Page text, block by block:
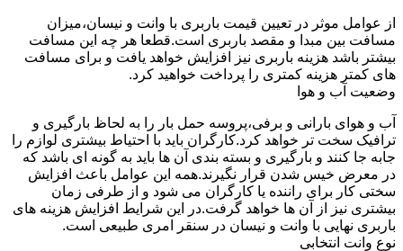
از عوامل موثر در تعیین قیمت باربری با وانت و نیسان،میزان
مسافت بین مبدا و مقصد باربری است.قطعا هر چه این مسافت
بیشتر باشد هزینه باربری نیز افزایش خواهد یافت و برای مسافت
های کمتر هزینه کمتری را پرداخت خواهید کرد.
وضعیت آب و هوا
آب و هوای بارانی و برفی،پروسه حمل بار را به لحاظ بارگیری و
ترافیک سخت تر خواهد کرد.کارگران باید با احتیاط بیشتری لوازم را
جابه جا کنند و بارگیری و بسته بندی آن ها باید به گونه ای باشد که
در معرض خیس شدن قرار نگیرند.همه این عوامل باعث افزایش
سختی کار برای راننده یا کارگران می شود و از طرفی زمان
بیشتری نیز از آن ها خواهد گرفت.در این شرایط افزایش هزینه های
باربری نهایی با وانت و نیسان در سنقر امری طبیعی است.
نوع وانت انتخابی